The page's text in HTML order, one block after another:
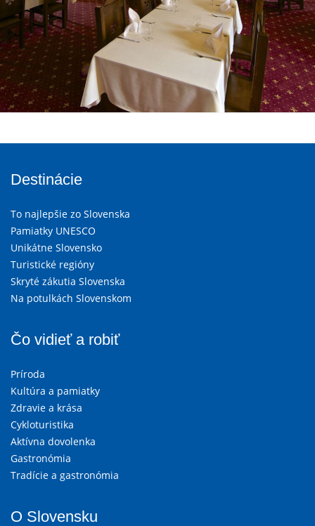
Destinácie
To najlepšie zo Slovenska
Pamiatky UNESCO
Unikátne Slovensko
Turistické regióny
Skryté zákutia Slovenska
Na potulkách Slovenskom
Čo vidieť a robiť
Príroda
Kultúra a pamiatky
Zdravie a krása
Cykloturistika
Aktívna dovolenka
Gastronómia
Tradície a gastronómia
O Slovensku